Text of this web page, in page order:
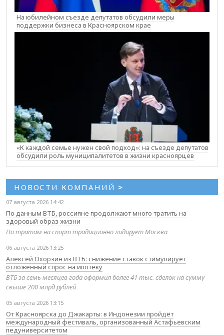
На юбилейном съезде депутатов обсудили меры
поддержки бизнеса в Красноярском крае
«К каждой семье нужен свой подход»: на съезде депутатов
обсудили роль муниципалитетов в жизни красноярцев
НОВОСТИ КОМПАНИЙ >
07 августа 2026 14:42
По данным ВТБ, россияне продолжают много тратить на
здоровый образ жизни
По тратам на спорт традиционно лидирует Москва
06 августа 2026 13:25
Алексей Охорзин из ВТБ: снижение ставок стимулирует
отложенный спрос на ипотеку
ВТБ за семь месяцев года оформил более 41 тыс. сделок на сумму
свыше 200 млрд рублей
05 августа 2026 13:15
От Красноярска до Джакарты: в Индонезии пройдёт
международный фестиваль, организованный Астафьевским
педуниверситетом